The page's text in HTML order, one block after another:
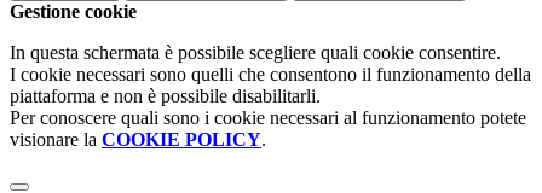
Gestione cookie
In questa schermata è possibile scegliere quali cookie consentire.
I cookie necessari sono quelli che consentono il funzionamento della
piattaforma e non è possibile disabilitarli.
Per conoscere quali sono i cookie necessari al funzionamento potete
visionare la COOKIE POLICY.